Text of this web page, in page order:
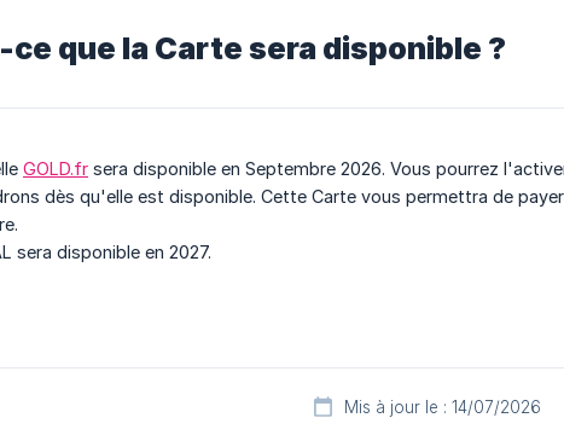
ce que la Carte sera disponible ?
GOLD.fr sera disponible en Septembre 2026. Vous pourrez
dès qu'elle est disponible. Cette Carte vous permettra de
sera disponible en 2027.
Mis à jour le : 14/07/2026